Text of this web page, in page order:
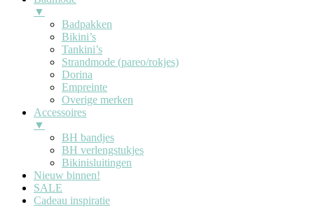
▼
Badpakken
Bikini’s
Tankini’s
Strandmode (pareo/rokjes)
Dorina
Empreinte
Overige merken
Accessoires
▼
BH bandjes
BH verlengstukjes
Bikinisluitingen
Nieuw binnen!
SALE
Cadeau inspiratie